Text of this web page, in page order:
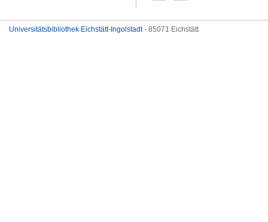
Universitätsbibliothek Eichstätt-Ingolstadt- 85071 Eichstätt